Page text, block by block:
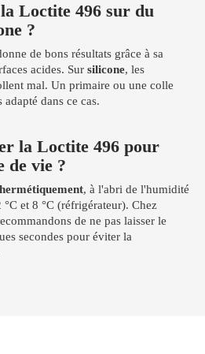
Loctite 496 sur du
?
de bons résultats grâce à sa
acides. Sur silicone, les
mal. Un primaire ou une colle
dans ce cas.
la Loctite 496 pour
de vie ?
, à l'abri de l'humidité
et 8 °C (réfrigérateur). Chez
de ne pas laisser le
secondes pour éviter la